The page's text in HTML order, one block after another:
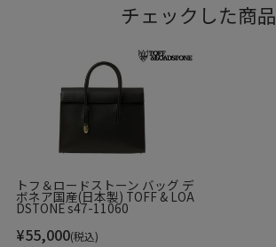
チェックした商品
トフ＆ロードストーン バッグ デ
ボネア国産(日本製) TOFF & LOA
DSTONE s47-11060
¥55,000(税込)